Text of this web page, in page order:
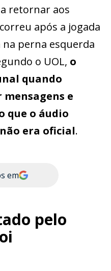
retornar aos
após a jogada
perna esquerda
o UOL, o
quando
e
que o áudio
era oficial.
em
pelo